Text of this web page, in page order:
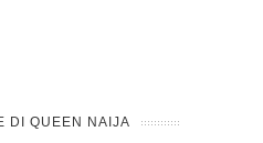
DI QUEEN NAIJA